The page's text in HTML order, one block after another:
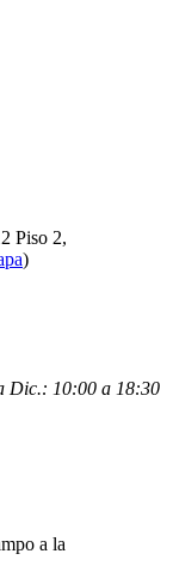
Piso 2,
)
Dic.: 10:00 a 18:30
a la